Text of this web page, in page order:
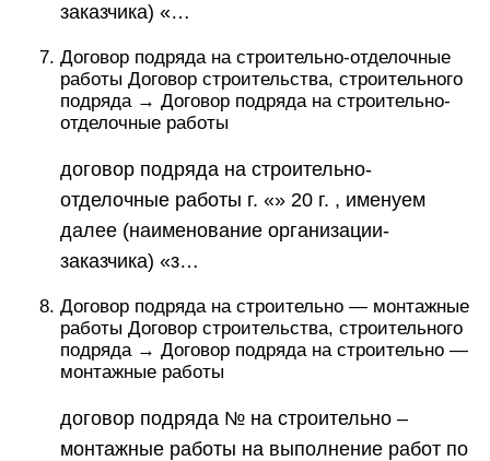
заказчика) «…
Договор подряда на строительно-отделочные
работы Договор строительства, строительного
подряда → Договор подряда на строительно-
отделочные работы
договор подряда на строительно-
отделочные работы г. «» 20 г. , именуем
далее (наименование организации-
заказчика) «з…
Договор подряда на строительно — монтажные
работы Договор строительства, строительного
подряда → Договор подряда на строительно —
монтажные работы
договор подряда № на строительно –
монтажные работы на выполнение работ по